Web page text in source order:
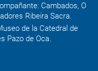
Cambados, O
Ribeira Sacra.
de la Catedral de
Pazo de Oca.